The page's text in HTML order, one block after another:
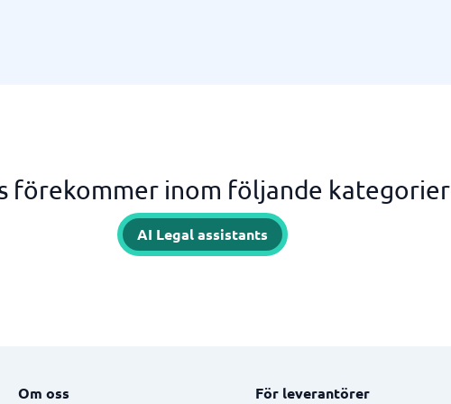
förekommer inom följande kategorier
AI Legal assistants
Om oss För leverantörer